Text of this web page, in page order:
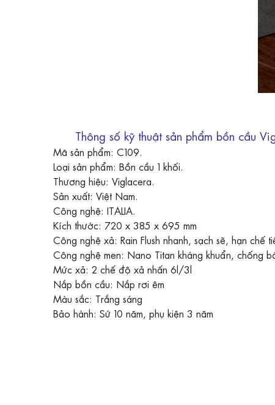
Thông số kỹ thuật sản phẩm bồn cầu
Mã sản phẩm: C109.
Loại sản phẩm: Bồn cầu 1 khối.
Thương hiệu: Viglacera.
Sản xuất: Việt Nam.
Công nghệ: ITALIA.
Kích thước: 720 x 385 x 695 mm
Công nghệ xả: Rain Flush nhanh, sạch sẽ, hạn chế
Công nghệ men: Nano Titan kháng khuẩn, chống
Mức xả: 2 chế độ xả nhấn 6l/3l
Nắp bồn cầu: Nắp rơi êm
Màu sắc: Trắng sáng
Bảo hành: Sứ 10 năm, phụ kiện 3 năm